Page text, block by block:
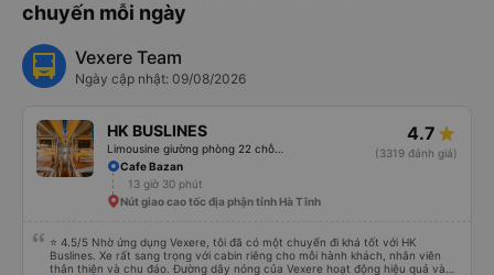
chuyến mỗi ngày
Vexere Team
Ngày cập nhật: 09/08/2026
HK BUSLINES 4.7
(3319 đánh giá)
Cafe Bazan
13 giờ 30 phút
Nút giao cao tốc địa phận tỉnh Hà Tĩnh
⭐ 4.5/5 Nhờ ứng dụng Vexere, tôi đã có một chuyến đi khá tốt với HK
Buslines. Xe rất sang trọng với cabin riêng cho mỗi hành khách, nhân viên
thân thiện và chu đáo. Đường dây nóng của Vexere hoạt động hiệu quả và